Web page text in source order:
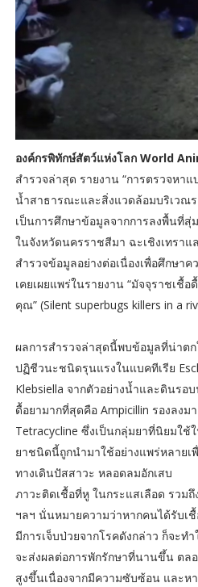
องค์กรพิทักษ์สัตว์แห่งโลก World
สำรวจล่าสุด รายงาน “การตรวจหา
น้ำสาธารณะและสิ่งแวดล้อมบริเวณ
เป็นการศึกษาข้อมูลจากการลงพื้นที่สุ่
ในจังหวัดนครราชสีมา ฉะเชิงเทรา
สำรวจข้อมูลอย่างต่อเนื่องเพื่อศึกษา
เคยเผยแพร่ในรายงาน “มัจจุราชเชื้
คุณ” (Silent superbugs killers in a
ผลการสำรวจล่าสุดนี้พบข้อมูลที่น่าตก
ปฏิชีวนะชนิดรุนแรงในแบคทีเรีย
Klebsiella จากตัวอย่างน้ำและดินรอ
ดื้อยามากที่สุดคือ Ampicillin รองลงม
Tetracycline ซึ่งเป็นกลุ่มยาที่นิยมใ
ยาชนิดนี้ถูกนำมาใช้อย่างแพร่หลายเ
ทางเดินปัสสาวะ หลอดลมอักเสบ
ภาวะติดเชื้อที่หู ในกระแสเลือด รวม
ฯลฯ นั่นหมายความว่าหากคนได้รับเ
มีการเจ็บป่วยจากโรคดังกล่าว ก็จะท
จะส่งผลต่อการพักรักษาที่นานขึ้น ตล
สูงขึ้นเนื่องจากมีความซับซ้อน และห